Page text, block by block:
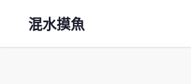
混水摸魚